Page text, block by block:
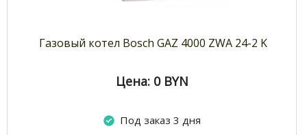
Газовый котел Bosch GAZ 4000 ZWA 24-2 K
Цена: 0 BYN
Под заказ 3 дня